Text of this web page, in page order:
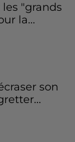
"grands
la...
son